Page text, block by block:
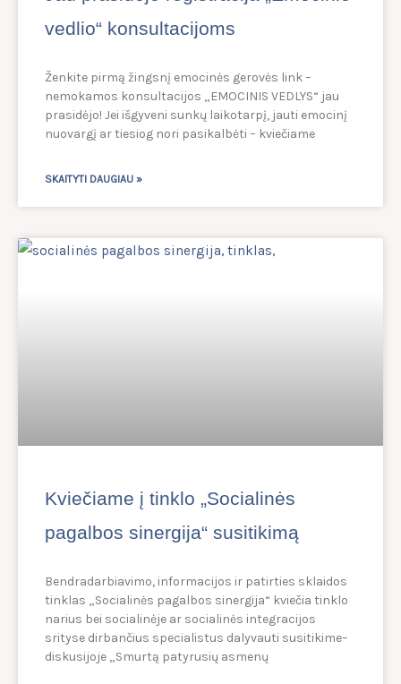
vedlio“ konsultacijoms
Ženkite pirmą žingsnį emocinės gerovės link –
nemokamos konsultacijos „EMOCINIS VEDLYS“ jau
prasidėjo! Jei išgyveni sunkų laikotarpį, jauti emocinį
nuovargį ar tiesiog nori pasikalbėti – kviečiame
SKAITYTI DAUGIAU »
Kviečiame į tinklo „Socialinės
pagalbos sinergija“ susitikimą
Bendradarbiavimo, informacijos ir patirties sklaidos
tinklas „Socialinės pagalbos sinergija“ kviečia tinklo
narius bei socialinėje ar socialinės integracijos
srityse dirbančius specialistus dalyvauti susitikime–
diskusijoje „Smurtą patyrusių asmenų